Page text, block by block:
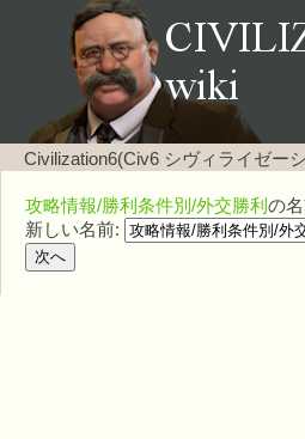
Civilization6(Civ6 シヴィライゼー
攻略情報/勝利条件別/外交勝利 の
新しい名前: